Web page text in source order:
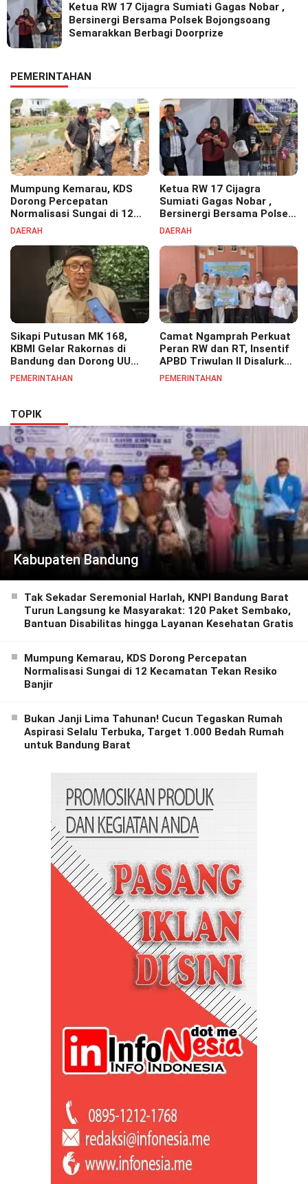
Ketua RW 17 Cijagra Sumiati Gagas Nobar ,
Bersinergi Bersama Polsek Bojongsoang
Semarakkan Berbagi Doorprize
PEMERINTAHAN
Mumpung Kemarau, KDS
Dorong Percepatan
Normalisasi Sungai di 12
Kecamatan Tekan Resiko
DAERAH
Ketua RW 17 Cijagra
Sumiati Gagas Nobar ,
Bersinergi Bersama Polsek
Bojongsoang Semarakkan
DAERAH
Sikapi Putusan MK 168,
KBMI Gelar Rakornas di
Bandung dan Dorong UU
Perlindungan Pekerja
PEMERINTAHAN
Camat Ngamprah Perkuat
Peran RW dan RT, Insentif
APBD Triwulan II Disalurkan
untuk Tingkatkan
PEMERINTAHAN
TOPIK
Kabupaten Bandung
Tak Sekadar Seremonial Harlah, KNPI Bandung Barat
Turun Langsung ke Masyarakat: 120 Paket Sembako,
Bantuan Disabilitas hingga Layanan Kesehatan Gratis
Mumpung Kemarau, KDS Dorong Percepatan
Normalisasi Sungai di 12 Kecamatan Tekan Resiko
Banjir
Bukan Janji Lima Tahunan! Cucun Tegaskan Rumah
Aspirasi Selalu Terbuka, Target 1.000 Bedah Rumah
untuk Bandung Barat